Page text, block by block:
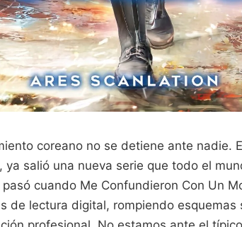
coreano no se detiene ante nadie.
salió una nueva serie que todo el
cuando Me Confundieron Con Un
de lectura digital, rompiendo esquemas